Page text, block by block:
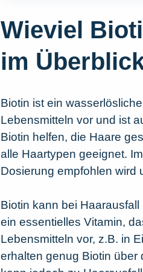
Wieviel
im
Biotin ist ein
Lebensmitteln vor und ist
Biotin helfen, die Haare
alle Haartypen geeignet.
Dosierung empfohlen wird
Biotin kann bei
ein essentielles Vitamin,
Lebensmitteln vor, z.B. in
erhalten genug Biotin über